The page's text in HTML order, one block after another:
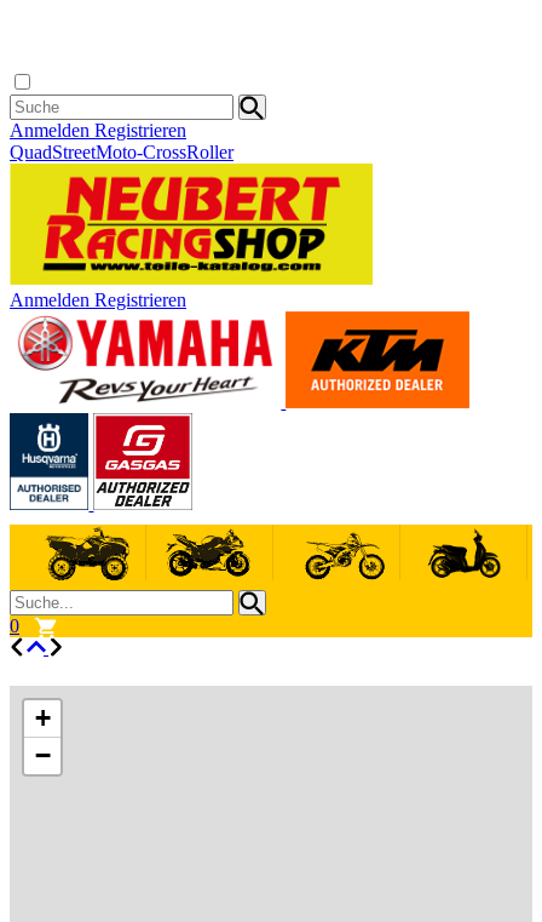
Anmelden Registrieren
QuadStreetMoto-CrossRoller
Anmelden Registrieren
0
+
−